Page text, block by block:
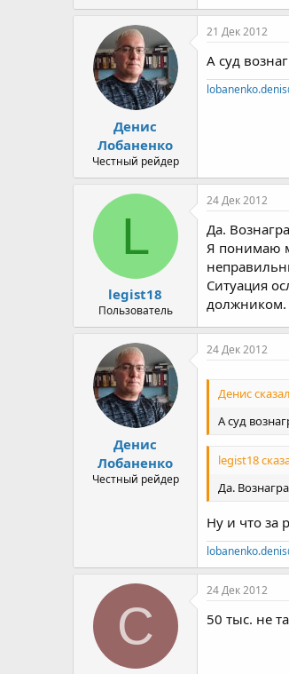
Денис
Лобаненко
Честный рейдер
21 Дек 2012
А суд
L
legist18
Пользователь
24 Дек 2012
Да.
Я понимаю
Ситуация
должником.
Денис
Лобаненко
Честный рейдер
24 Дек 2012
Денис
А суд
legist18
Да.
Ну и что за
С
24 Дек 2012
50 тыс. не